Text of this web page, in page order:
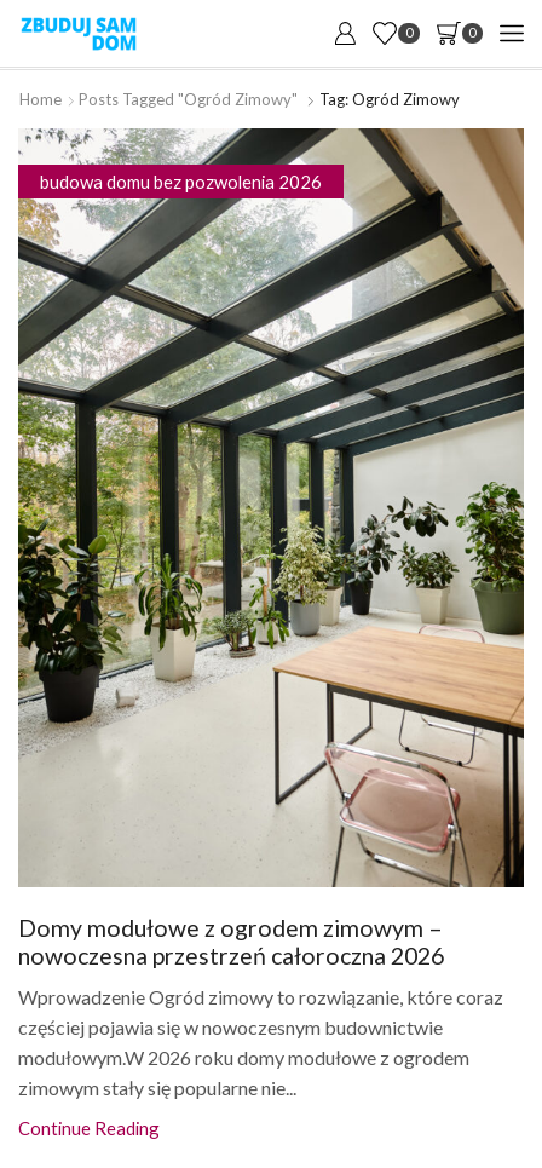
0 0
Home Posts Tagged "ogród Zimowy" Tag: Ogród Zimowy
budowa domu bez pozwolenia 2026
Domy modułowe z ogrodem zimowym –
nowoczesna przestrzeń całoroczna 2026
Wprowadzenie Ogród zimowy to rozwiązanie, które coraz
częściej pojawia się w nowoczesnym budownictwie
modułowym.W 2026 roku domy modułowe z ogrodem
zimowym stały się popularne nie...
Continue Reading